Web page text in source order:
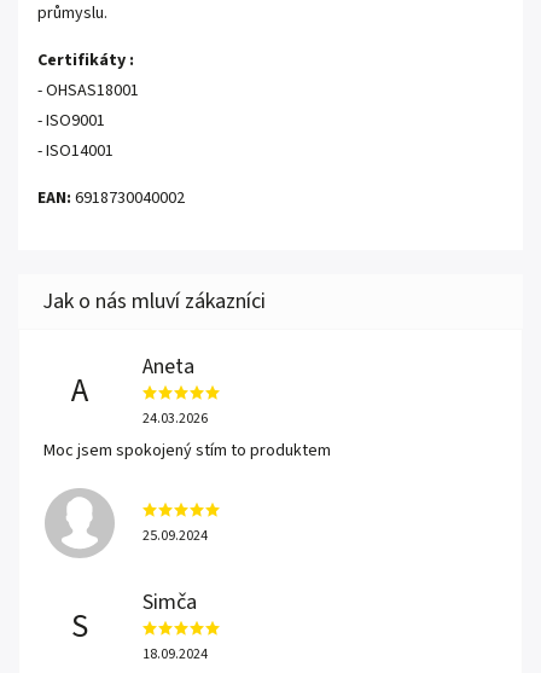
průmyslu.
Certifikáty :
- OHSAS18001
- ISO9001
- ISO14001
EAN: 6918730040002
A
Aneta
24.03.2026
Moc jsem spokojený stím to produktem
25.09.2024
S
Simča
18.09.2024